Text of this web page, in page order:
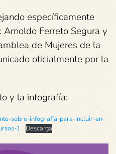
específicamente
Ferreto Segura y
de Mujeres de la
oficialmente por la
y la infografía:
sobre-infografía-para-incluir-en-
1
Descarga